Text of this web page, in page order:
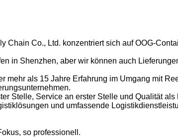
Chain Co., Ltd. konzentriert sich auf OOG-
in Shenzhen, aber wir können auch
mehr als 15 Jahre Erfahrung im Umgang mit
Stelle, Service an erster Stelle und Qualität
und umfassende
so professionell.